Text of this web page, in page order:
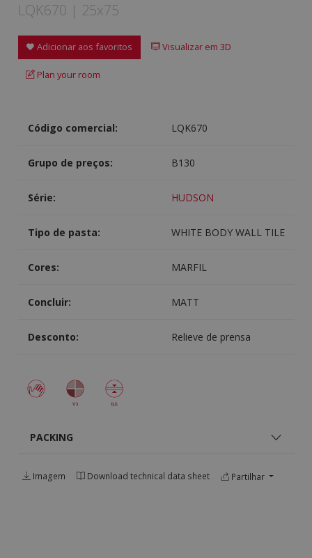
LQK670 | 25x75
Adicionar aos favoritos Visualizar em 3D
Plan your room
Código comercial: LQK670
Grupo de preços: B130
Série: HUDSON
Tipo de pasta: WHITE BODY WALL TILE
Cores: MARFIL
Concluir: MATT
Desconto: Relieve de prensa
PACKING
Imagem Download technical data sheet Partilhar